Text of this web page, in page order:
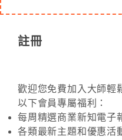
註冊
歡迎您免費加入大師輕
以下會員專屬福利：
每周精選商業新知電子
各類最新主題和優惠活